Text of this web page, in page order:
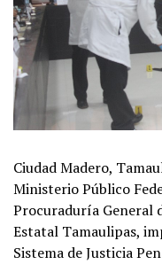
Ciudad Madero,
Ministerio Público
Procuraduría General
Estatal Tamaulipas,
Sistema de Justicia